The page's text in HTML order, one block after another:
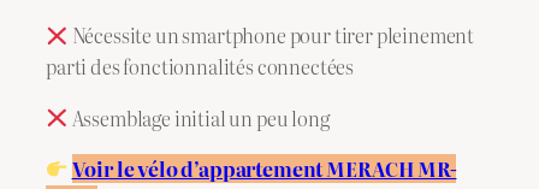
Nécessite un smartphone pour tirer pleinement
parti des fonctionnalités connectées
Assemblage initial un peu long
Voir le vélo d’appartement MERACH MR-